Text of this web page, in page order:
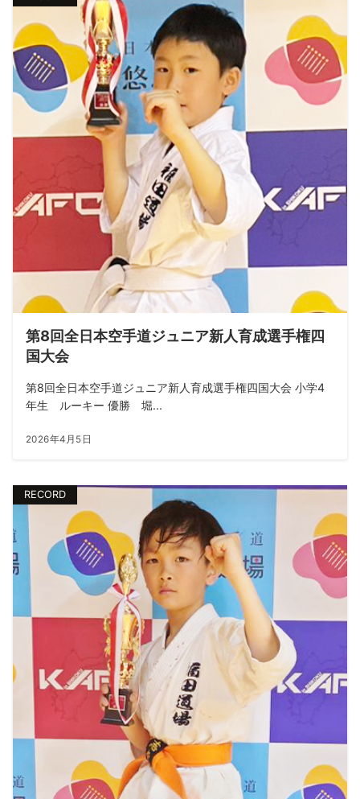
第8回全日本空手道ジュニア新人育成選手権四
国大会
第8回全日本空手道ジュニア新人育成選手権四国大会 小学4
年生 ルーキー 優勝 堀...
2026年4月5日
RECORD